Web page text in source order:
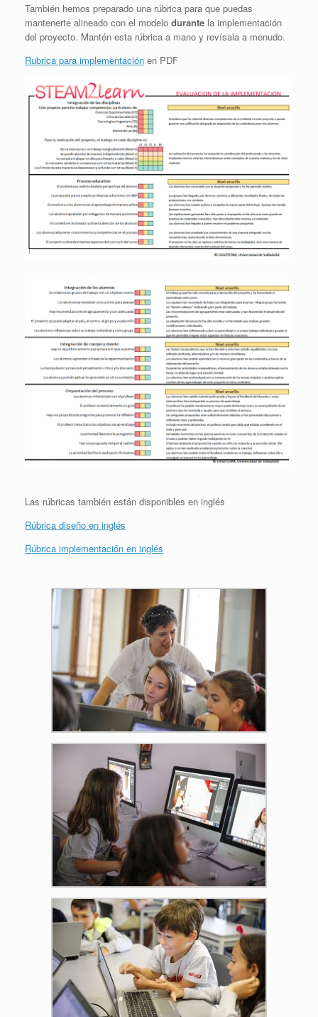
También hemos preparado una rúbrica para que puedas
mantenerte alineado con el modelo durante la implementación
del proyecto. Mantén esta rúbrica a mano y revísala a menudo.
Rubrica para implementación en PDF
Las rúbricas también están disponibles en inglés
Rúbrica diseño en inglés
Rúbrica implementación en inglés